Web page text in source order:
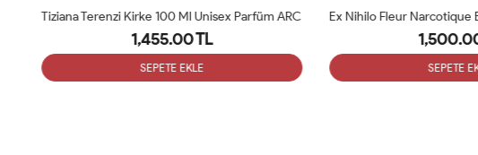
Tiziana Terenzi Kirke 100 Ml Unisex Parfüm ARC
1,455.00 TL
SEPETE EKLE SEPETE